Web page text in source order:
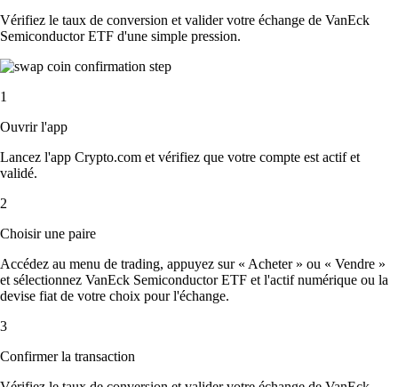
Vérifiez le taux de conversion et valider votre échange de VanEck
Semiconductor ETF d'une simple pression.
1
Ouvrir l'app
Lancez l'app Crypto.com et vérifiez que votre compte est actif et
validé.
2
Choisir une paire
Accédez au menu de trading, appuyez sur « Acheter » ou « Vendre »
et sélectionnez VanEck Semiconductor ETF et l'actif numérique ou la
devise fiat de votre choix pour l'échange.
3
Confirmer la transaction